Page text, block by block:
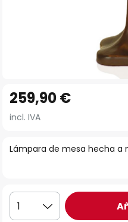
comienzo
la
imágenes
Lámpara de mesa hecha a
259,90 €
incl. IVA
1